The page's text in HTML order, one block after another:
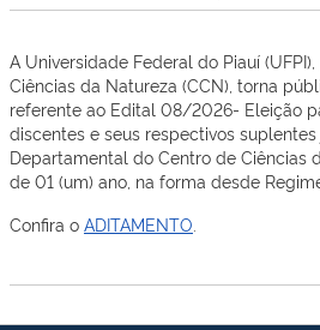
A Universidade Federal do Piauí
Ciências da Natureza (CCN), torna
referente ao Edital 08/2026- Eleição
discentes e seus respectivos
Departamental do Centro de Ciências
de 01 (um) ano, na forma desde
Confira o ADITAMENTO